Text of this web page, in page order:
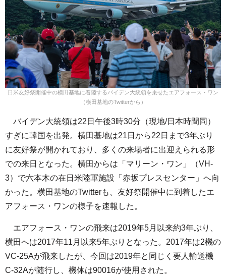
日米友好祭開催中の横田基地に着陸するバイデン大統領を乗せたエアフォース・ワン
（横田基地のTwitterから）
バイデン大統領は22日午後3時30分（現地/日本時間同）
すぎに韓国を出発。横田基地は21日から22日まで3年ぶり
に友好祭が開かれており、多くの来場者に出迎えられる形
での来日となった。横田からは「マリーン・ワン」（VH-
3）で六本木の在日米陸軍施設「赤坂プレスセンター」へ向
かった。横田基地のTwitterも、友好祭開催中に到着したエ
アフォース・ワンの様子を速報した。
エアフォース・ワンの飛来は2019年5月以来約3年ぶり、
横田へは2017年11月以来5年ぶりとなった。2017年は2機の
VC-25Aが飛来したが、今回は2019年と同じく要人輸送機
C-32Aが随行し、機体は90016が使用された。